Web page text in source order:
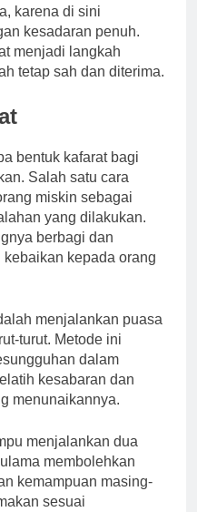
karena di sini
kesadaran penuh.
menjadi langkah
tetap sah dan diterima.
bentuk kafarat bagi
Salah satu cara
miskin sebagai
yang dilakukan.
berbagi dan
kepada orang
menjalankan puasa
turut. Metode ini
dalam
kesabaran dan
menunaikannya.
menjalankan dua
membolehkan
kemampuan masing-
sesuai